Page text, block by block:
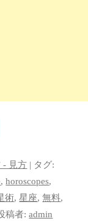
見方 | タグ:
,horoscopes,
術,星座,無料,
稿者:admin